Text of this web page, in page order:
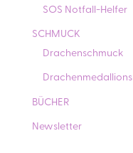
SOS Notfall-Helfer
SCHMUCK
Drachenschmuck
Drachenmedallions
BÜCHER
Newsletter